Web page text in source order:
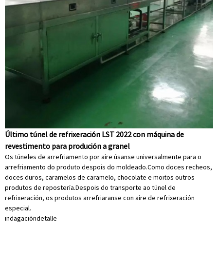
Último túnel de refrixeración LST 2022 con máquina de
revestimento para produción a granel
Os túneles de arrefriamento por aire úsanse universalmente para o
arrefriamento do produto despois do moldeado.Como doces recheos,
doces duros, caramelos de caramelo, chocolate e moitos outros
produtos de repostería.Despois do transporte ao túnel de
refrixeración, os produtos arrefriaranse con aire de refrixeración
especial.
indagacióndetalle